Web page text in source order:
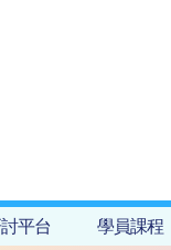
平台 學員課程